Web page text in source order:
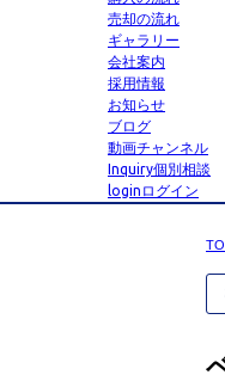
売却の流れ
ギャラリー
会社案内
採用情報
お知らせ
ブログ
動画チャンネル
Inquiry個別相談
login ログイン